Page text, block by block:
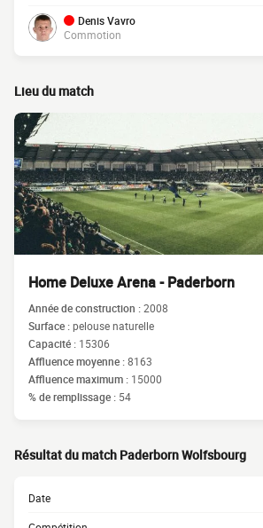
Denis Vavro
Commotion
Lieu du match
Home Deluxe Arena - Paderborn
Année de construction :2008
Surface :pelouse naturelle
Capacité : 15306
Affluence moyenne :8163
Affluence maximum : 15000
% de remplissage : 54
Résultat du match Paderborn Wolfsbourg
Date